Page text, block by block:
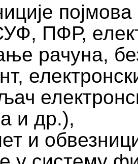
ПФР,
рачуна,
и др.),
и